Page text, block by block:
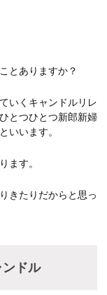
とありますか？
いくキャンドルリレ
とつひとつ新郎新婦
いいます。
ます。
きたりだからと思っ
ドル